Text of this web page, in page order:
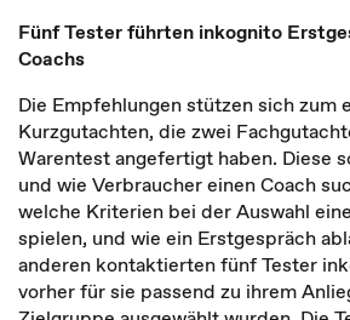
Fünf Tester führten inkognito
Coachs
Die Empfehlungen stützen sich zum
Kurzgutachten, die zwei
Warentest angefertigt haben. Diese
und wie Verbraucher einen Coach
welche Kriterien bei der Auswahl
spielen, und wie ein Erstgespräch
anderen kontaktierten fünf Tester
vorher für sie passend zu ihrem